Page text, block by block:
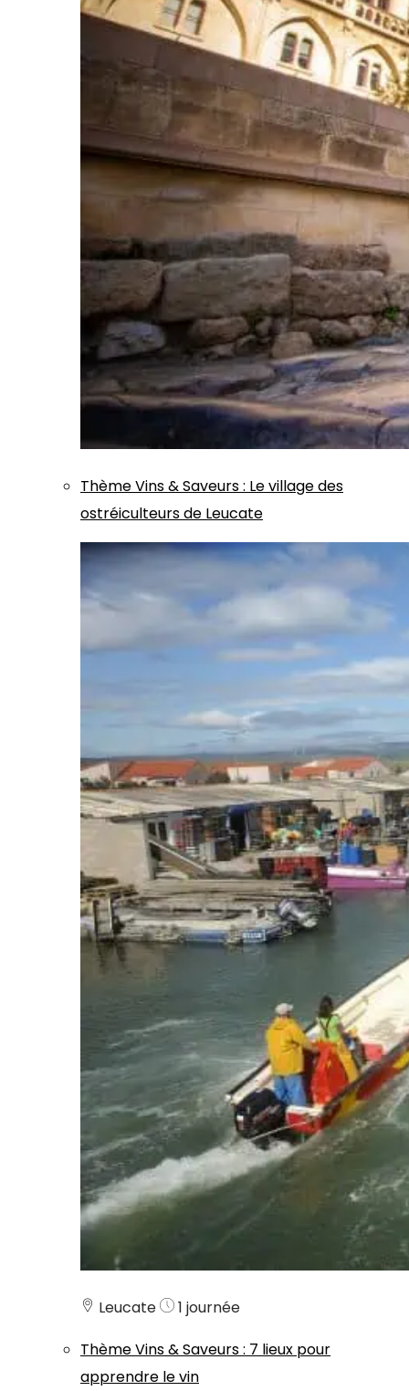
ThèmeVins & Saveurs: Le village des
ostréiculteurs de Leucate
Leucate
1 journée
ThèmeVins & Saveurs: 7 lieux pour
apprendre le vin